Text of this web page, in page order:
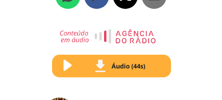
Áudio (44s)